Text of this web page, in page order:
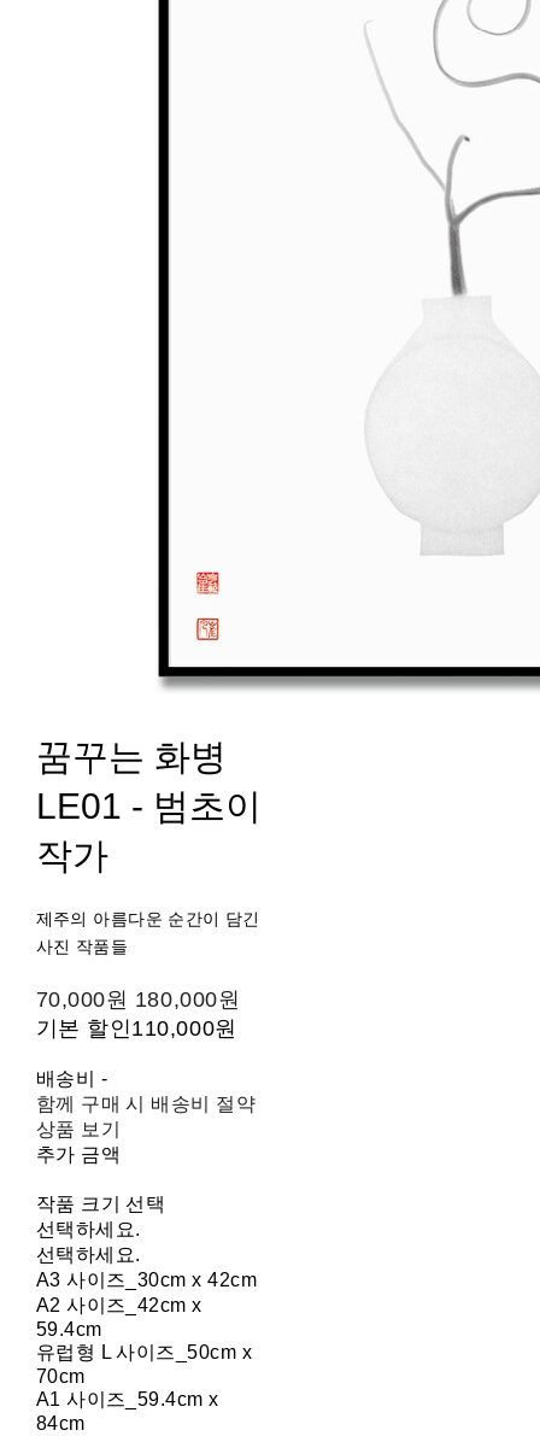
꿈꾸는 화병
LE01 - 범초이
작가
제주의 아름다운 순간이 담긴
사진 작품들
70,000원 180,000원
기본 할인110,000원
배송비 -
함께 구매 시 배송비 절약
상품 보기
추가 금액
작품 크기 선택
선택하세요.
선택하세요.
A3 사이즈_30cm x 42cm
A2 사이즈_42cm x
59.4cm
유럽형 L 사이즈_50cm x
70cm
A1 사이즈_59.4cm x
84cm